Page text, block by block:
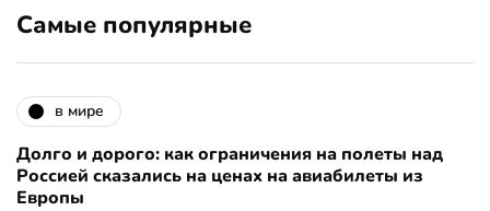
Самые популярные
в мире
Долго и дорого: как ограничения на полеты над
Россией сказались на ценах на авиабилеты из
Европы